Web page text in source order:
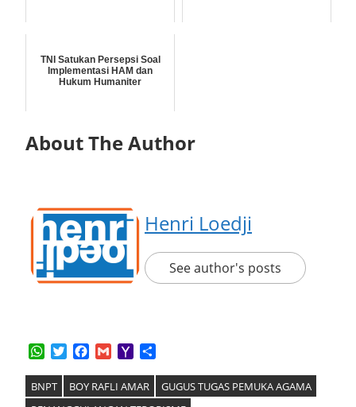
TNI Satukan Persepsi Soal
Implementasi HAM dan
Hukum Humaniter
About The Author
Henri Loedji
See author's posts
WhatsApp
TwitterFacebook
GmailYahoo
BNPT BOY RAFLI AMAR
GUGUS TUGAS PEMUKA AGAMA